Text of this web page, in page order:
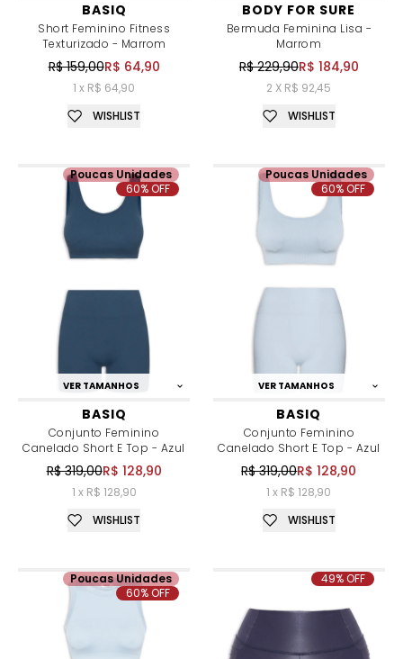
BASIQ
Short Feminino Fitness
Texturizado - Marrom
R$ 159,00R$ 64,90
1 x R$ 64,90
WISHLIST
BODY FOR SURE
Bermuda Feminina Lisa -
Marrom
R$ 229,90R$ 184,90
2 X R$ 92,45
WISHLIST
VER TAMANHOS
BASIQ
Conjunto Feminino
Canelado Short E Top - Azul
R$ 319,00R$ 128,90
1 x R$ 128,90
Poucas Unidades
60% OFF
WISHLIST
VER TAMANHOS
BASIQ
Conjunto Feminino
Canelado Short E Top - Azul
R$ 319,00R$ 128,90
1 x R$ 128,90
Poucas Unidades
60% OFF
WISHLIST
Poucas Unidades
60% OFF
49% OFF